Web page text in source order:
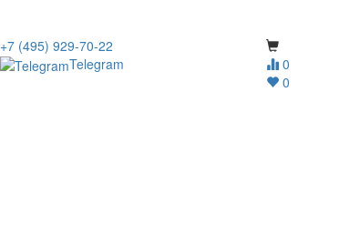
0
0
+7 (495) 929-70-22
Telegram